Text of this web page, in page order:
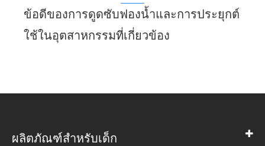
ข้อดีของการดูดซับฟองน้ำและการประยุกต์
ใช้ในอุตสาหกรรมที่เกี่ยวข้อง
ผลิตภัณฑ์สำหรับเด็ก